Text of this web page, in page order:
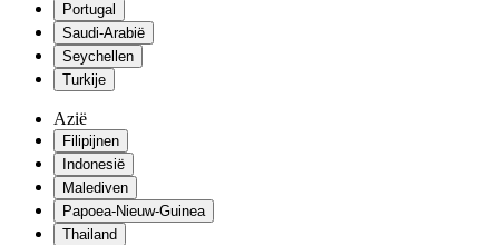
Portugal
Saudi-Arabië
Seychellen
Turkije
Azië
Filipijnen
Indonesië
Malediven
Papoea-Nieuw-Guinea
Thailand